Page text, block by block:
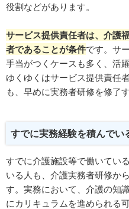
役割などがあります。
サービス提供責任者は、介護
者であることが条件です。サ
手当がつくケースも多く、活
ゆくゆくはサービス提供責任
も、早めに実務者研修を修了
すでに実務経験を積んでい
すでに介護施設等で働いてい
いる人も、介護実務者研修か
す。実務において、介護の知
にカリキュラムを進められる